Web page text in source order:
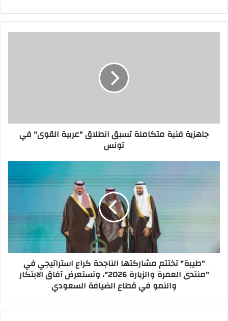
تونس
جاهزية فنية متكاملة تسبق انطلاق "عربية القوى" في
تونس
العمرة
والزيارة
2026"،
الابتكار
"طيبة" تختتم مشاركتها الناجحة كراع استراتيجي في
"منتدى العمرة والزيارة 2026"، وتستعرض آفاق الابتكار
والنمو في قطاع الضيافة السعودي